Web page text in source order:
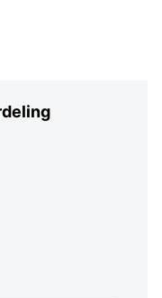
beoordeling